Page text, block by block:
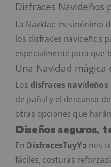
Disfraces Navideños
La Navidad es sinónimo
los disfraces navideños
especialmente para que
Una Navidad mágica
Los disfraces navideños
de pañal y el descanso
otras opciones que
Diseños seguros,
En DisfracesTuyYo nos
fáciles, costuras